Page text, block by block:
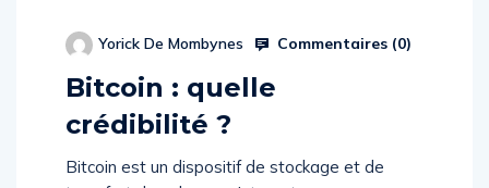
Yorick De Mombynes Commentaires (0)
Bitcoin : quelle
crédibilité ?
Bitcoin est un dispositif de stockage et de